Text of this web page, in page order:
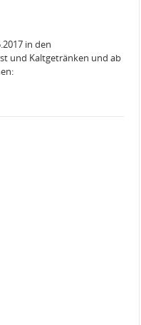
in den
und Kaltgetränken und ab